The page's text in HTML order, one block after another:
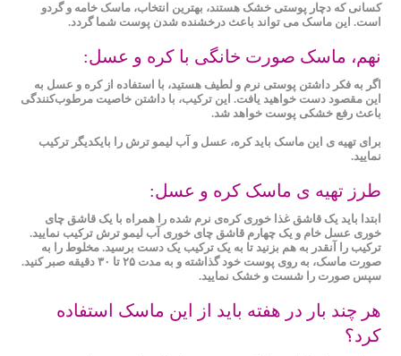
کسانی که دچار پوستی خشک هستند، بهترین انتخاب، ماسک خامه و گردو
است. این ماسک می تواند باعث درخشنده شدن پوست شما گردد.
نهم، ماسک صورت خانگی با کره و عسل:
اگر به فکر داشتن پوستی نرم و لطیف هستید، با استفاده از کره و عسل به
این مقصود دست خواهید یافت. این ترکیب، با داشتن خاصیت مرطوب‌کنندگی
باعث رفع خشکی پوست خواهد شد.
برای تهیه ی این ماسک باید کره، عسل و آب لیمو ترش را بایکدیگر ترکیب
نمایید.
طرز تهیه ی ماسک کره و عسل:
ابتدا باید یک قاشق غذا خوری کره‌ی نرم شده را همراه با یک قاشق چای
‌خوری عسل خام و یک چهارم قاشق چای ‌خوری آب لیمو ترش ترکیب نمایید.
ترکیب را آنقدر به هم بزنید تا به یک ترکیب یک دست برسید. مخلوط را به
صورت ماسک، به روی پوست خود گذاشته و به مدت ۲۵ تا ۳۰ دقیقه صبر کنید.
سپس صورت را شست و خشک نمایید.
هر چند بار در هفته باید از این ماسک استفاده
کرد؟